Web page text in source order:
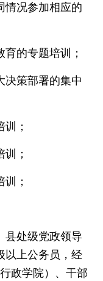
况参加相应的
的专题培训；
策部署的集中
；
；
；
处级党政领导
以上公务员，经
政学院）、干部